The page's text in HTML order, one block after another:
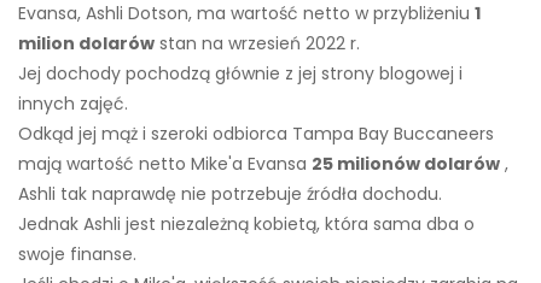
Evansa, Ashli ​​Dotson, ma wartość netto w przybliżeniu 1
milion dolarów stan na wrzesień 2022 r.
Jej dochody pochodzą głównie z jej strony blogowej i
innych zajęć.
Odkąd jej mąż i szeroki odbiorca Tampa Bay Buccaneers
mają wartość netto Mike'a Evansa 25 milionów dolarów ,
Ashli ​​tak naprawdę nie potrzebuje źródła dochodu.
Jednak Ashli ​​jest niezależną kobietą, która sama dba o
swoje finanse.